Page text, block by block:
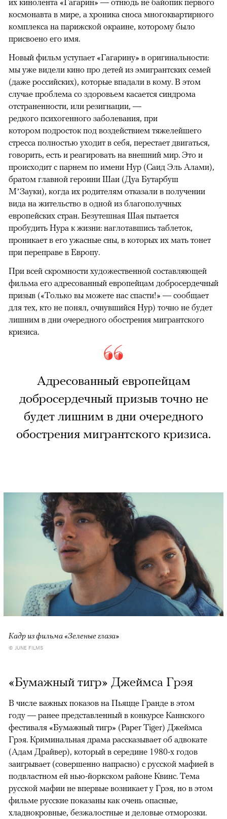
их кинолента «Гагарин» — отнюдь не байопик первого
космонавта в мире, а хроника сноса многоквартирного
комплекса на парижской окраине, которому было
присвоено его имя.
Новый фильм уступает «Гагарину» в оригинальности:
мы уже видели кино про детей из эмигрантских семей
(даже российских), которые впадали в кому. В этом
случае проблема со здоровьем касается синдрома
отстраненности, или резигнации, —
редкого психогенного заболевания, при
котором подросток под воздействием тяжелейшего
стресса полностью уходит в себя, перестает двигаться,
говорить, есть и реагировать на внешний мир. Это и
происходит с парнем по имени Нур (Саид Эль Алами),
братом главной героини Шаи (Дуа Бутарбуш
М’Зауки), когда их родителям отказали в получении
вида на жительство в одной из благополучных
европейских стран. Безутешная Шая пытается
пробудить Нура к жизни: наглотавшись таблеток,
проникает в его ужасные сны, в которых их мать тонет
при переправе в Европу.
При всей скромности художественной составляющей
фильма его адресованный европейцам добросердечный
призыв («Только вы можете нас спасти!» — сообщает
для тех, кто не понял, очнувшийся Нур) точно не будет
лишним в дни очередного обострения мигрантского
кризиса.
Адресованный европейцам
добросердечный призыв точно не
будет лишним в дни очередного
обострения мигрантского кризиса.
Кадр из фильма «Зеленые глаза»
© JUNE FILMS
«Бумажный тигр» Джеймса Грэя
В числе важных показов на Пьяцце Гранде в этом
году — ранее представленный в конкурсе Каннского
фестиваля «Бумажный тигр» (Paper Tiger) Джеймса
Грэя. Криминальная драма рассказывает об адвокате
(Адам Драйвер), который в середине 1980-х годов
заигрывает (совершенно напрасно) с русской мафией в
подвластном ей нью-йоркском районе Квинс. Тема
русской мафии не впервые возникает у Грэя, но в этом
фильме русские показаны как очень опасные,
хладнокровные, безжалостные и деловые отморозки.